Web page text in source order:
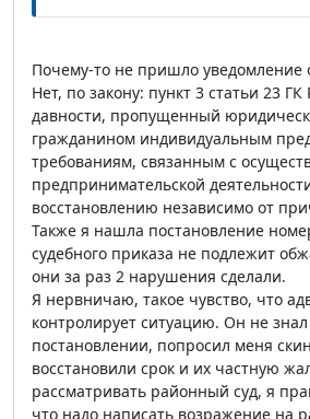
Почему-то не пришло уведомление
Нет, по закону: пункт 3 статьи 23
давности, пропущенный
гражданином индивидуальным
требованиям, связанным с
предпринимательской
восстановлению независимо от
Также я нашла постановление
судебного приказа не подлежит
они за раз 2 нарушения сделали.
Я нервничаю, такое чувство, что
контролирует ситуацию. Он не
постановлении, попросил меня
восстановили срок и их частную
рассматривать районный суд, я
что надо написать возражение на